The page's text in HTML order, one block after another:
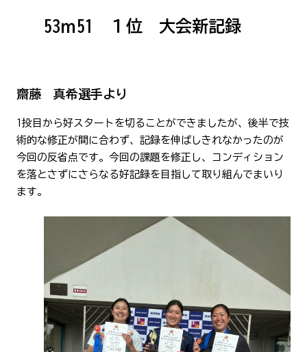
53ｍ51 １位 大会新記録
齋藤 真希選手より
1投目から好スタートを切ることができましたが、後半で技
術的な修正が間に合わず、記録を伸ばしきれなかったのが
今回の反省点です。今回の課題を修正し、コンディション
を落とさずにさらなる好記録を目指して取り組んでまいり
ます。